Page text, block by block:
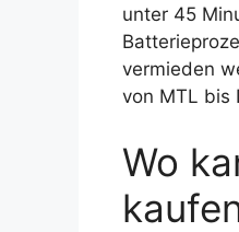
unter 45
vermieden
von MTL bis
Wo